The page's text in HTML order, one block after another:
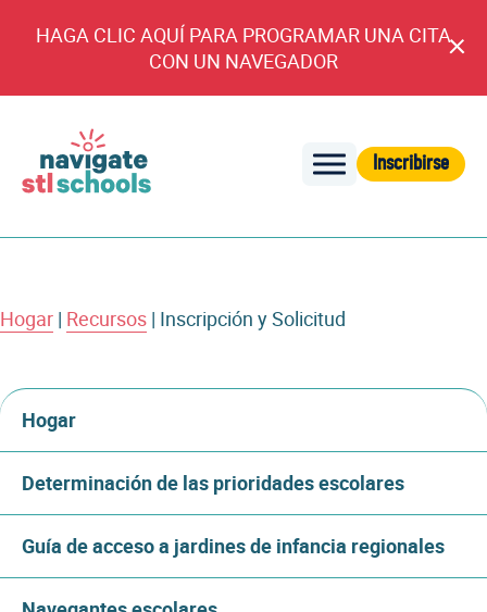
HAGA CLIC AQUÍ PARA PROGRAMAR UNA CITA
CON UN NAVEGADOR
por
de
STL
Inscribirse
Hogar | Recursos | Inscripción y Solicitud
Hogar
Determinación de las prioridades escolares
Guía de acceso a jardines de infancia regionales